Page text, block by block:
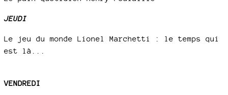
JEUDI
Le jeu du monde Lionel Marchetti : le temps qui
est là...
VENDREDI